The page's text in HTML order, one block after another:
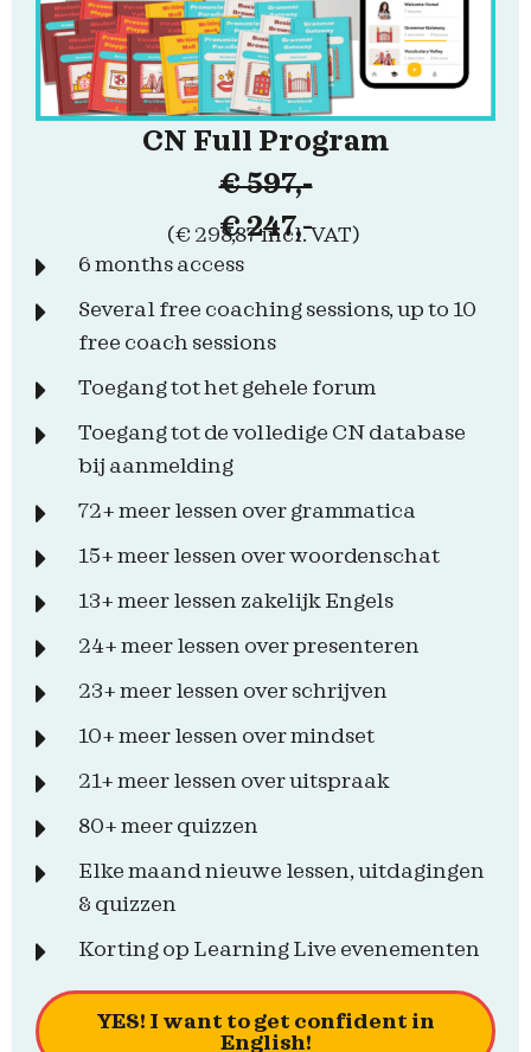
CN Full Program
€ 597,-
€ 247,-
(€ 298,87 incl. VAT)
6 months access
Several free coaching sessions, up to 10
free coach sessions
Toegang tot het gehele forum
Toegang tot de volledige CN database
bij aanmelding
72+ meer lessen over grammatica
15+ meer lessen over woordenschat
13+ meer lessen zakelijk Engels
24+ meer lessen over presenteren
23+ meer lessen over schrijven
10+ meer lessen over mindset
21+ meer lessen over uitspraak
80+ meer quizzen
Elke maand nieuwe lessen, uitdagingen
& quizzen
Korting op Learning Live evenementen
YES! I want to get confident in
English!